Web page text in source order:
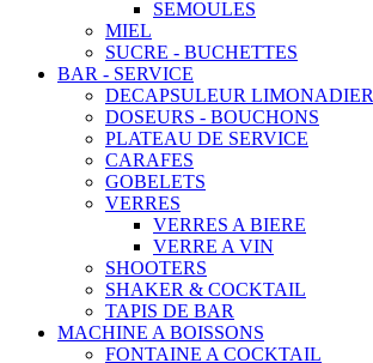
SEMOULES
MIEL
SUCRE - BUCHETTES
BAR - SERVICE
DECAPSULEUR LIMONADIER
DOSEURS - BOUCHONS
PLATEAU DE SERVICE
CARAFES
GOBELETS
VERRES
VERRES A BIERE
VERRE A VIN
SHOOTERS
SHAKER & COCKTAIL
TAPIS DE BAR
MACHINE A BOISSONS
FONTAINE A COCKTAIL